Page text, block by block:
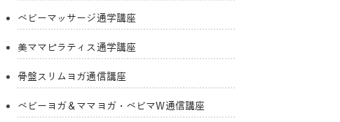
ベビーマッサージ通学講座
美ママピラティス通学講座
骨盤スリムヨガ通信講座
ベビーヨガ＆ママヨガ・ベビマW通信講座